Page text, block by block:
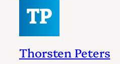
Thorsten Peters